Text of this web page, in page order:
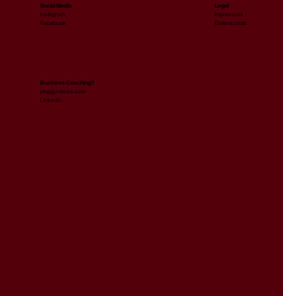
Social Media
Instagram
Facebook
Legal
Impressum
Datenschutz
Business Coaching?
peggyclauss.com
LinkedIn